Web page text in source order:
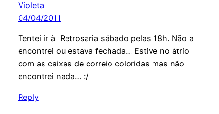
Violeta
04/04/2011
Tentei ir à Retrosaria sábado pelas 18h. Não a
encontrei ou estava fechada… Estive no átrio
com as caixas de correio coloridas mas não
encontrei nada… :/
Reply